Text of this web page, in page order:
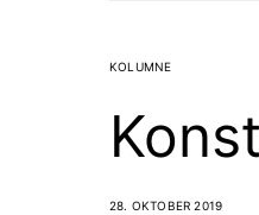
KOLUMNE
28. OKTOBER 2019